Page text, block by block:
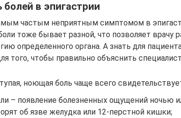
в эпигастрии
частым неприятным симптомом в
тоже бывает разной, что позволяет врачу
определенного органа. А знать для
того, чтобы правильно объяснить
ноющая боль чаще всего
– появление болезненных ощущений ночью
об язве желудка или 12-перстной кишки;